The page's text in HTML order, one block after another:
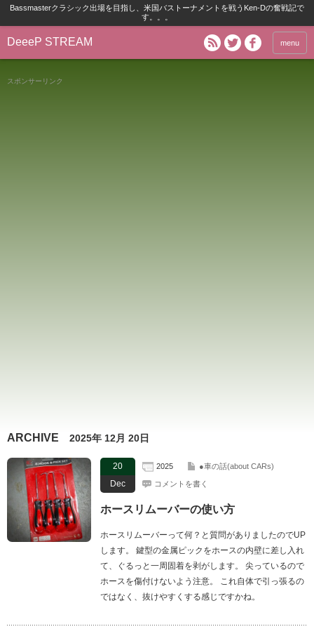
Bassmasterクラシック出場を目指し、米国バストーナメントを戦うKen-Dの奮戦記で
す。。。
DeeeP STREAM menu
スポンサーリンク
ARCHIVE 2025年 12月 20日
20
Dec
2025 ●車の話(about CARs)
コメントを書く
ホースリムーバーの使い方
ホースリムーバーって何？と質問がありましたのでUP
します。 鍵型の金属ピックをホースの内壁に差し入れ
て、ぐるっと一周固着を剥がします。 尖っているので
ホースを傷付けないよう注意。 これ自体で引っ張るの
ではなく、抜けやすくする感じですかね。